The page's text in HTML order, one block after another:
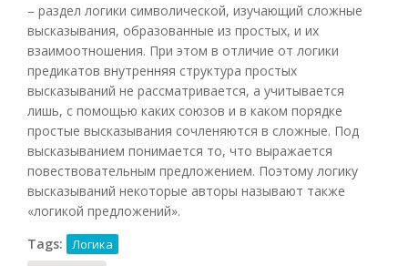
– раздел логики символической, изучающий сложные
высказывания, образованные из простых, и их
взаимоотношения. При этом в отличие от логики
предикатов внутренняя структура простых
высказываний не рассматривается, а учитывается
лишь, с помощью каких союзов и в каком порядке
простые высказывания сочленяются в сложные. Под
высказыванием понимается то, что выражается
повествовательным предложением. Поэтому логику
высказываний некоторые авторы называют также
«логикой предложений».
Tags:
Логика